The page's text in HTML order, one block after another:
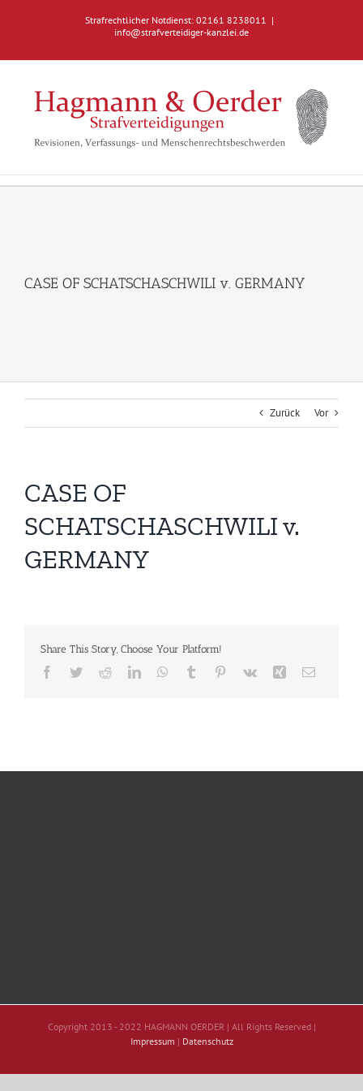
Strafrechtlicher Notdienst: 02161 8238011 |
info@strafverteidiger-kanzlei.de
CASE OF SCHATSCHASCHWILI v. GERMANY
Zurück Vor
CASE OF
SCHATSCHASCHWILI v.
GERMANY
Share This Story, Choose Your Platform!
Facebook
TwitterRedditLinkedInWhatsApp
Tumblr Pinterest
Vk Xing E-
Copyright 2013 - 2022 HAGMANN OERDER | All Rights Reserved |
Impressum | Datenschutz